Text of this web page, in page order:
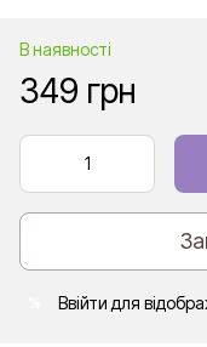
В наявності
349 грн
Ввійти для